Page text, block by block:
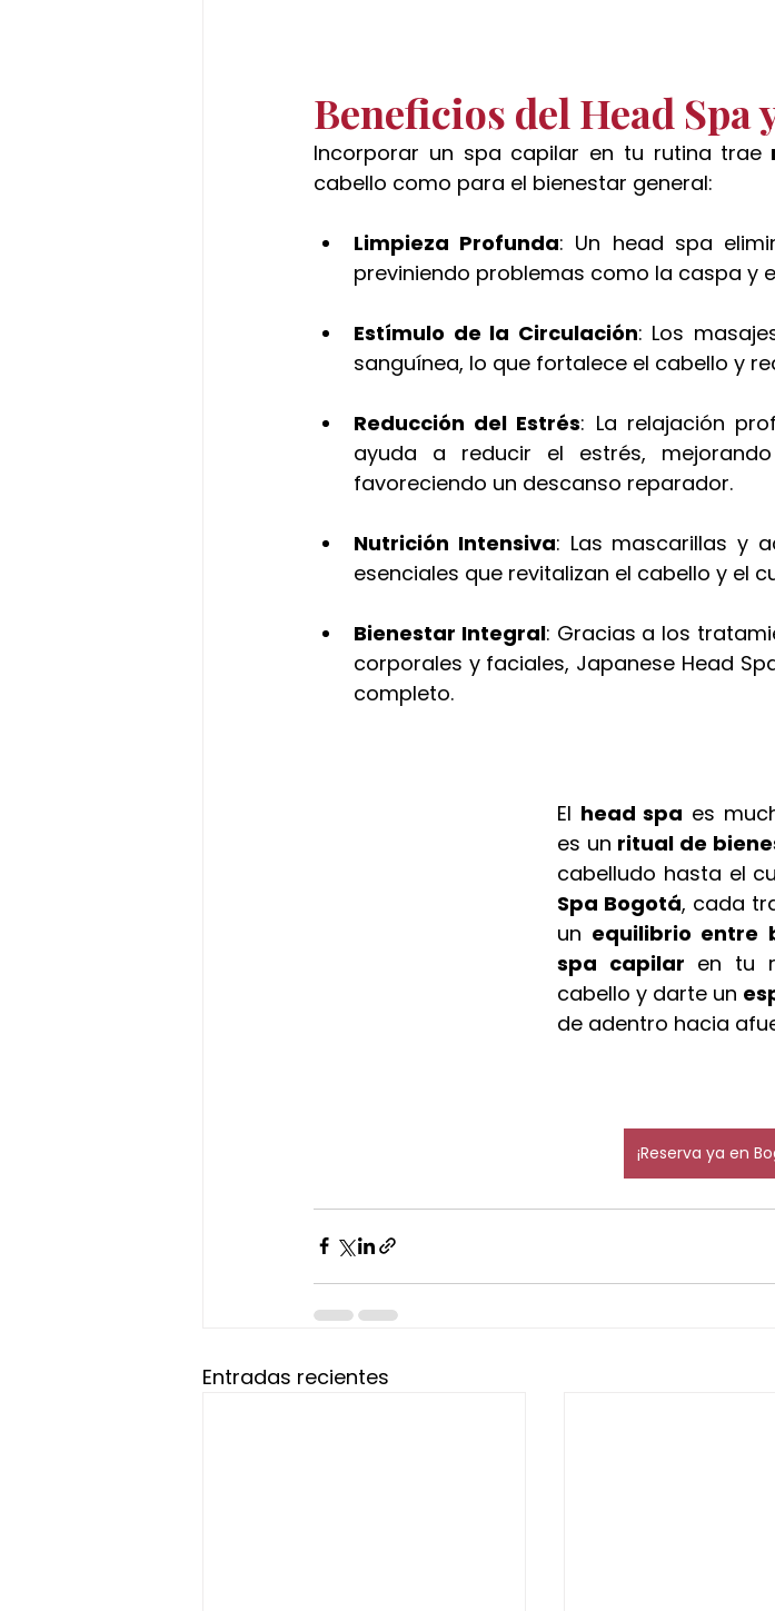
Beneficios del Head
Incorporar un spa capilar en tu rutina trae
cabello como para el bienestar general:
Limpieza Profunda: Un head spa
previniendo problemas como la caspa y
Estímulo de la Circulación: Los
sanguínea, lo que fortalece el cabello y
Reducción del Estrés: La relajación
ayuda a reducir el estrés,
favoreciendo un descanso reparador.
Nutrición Intensiva: Las mascarillas y
esenciales que revitalizan el cabello y el
Bienestar Integral: Gracias a los
corporales y faciales, Japanese Head
completo.
El head spa es
es un ritual de
cabelludo hasta el
Spa Bogotá, cada
un equilibrio entre
spa capilar en tu
cabello y darte un
de adentro hacia
¡Reserva ya en
Entradas recientes